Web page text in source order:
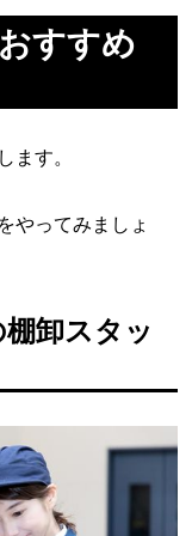
すすめ
ます。
やってみましょ
卸スタッ